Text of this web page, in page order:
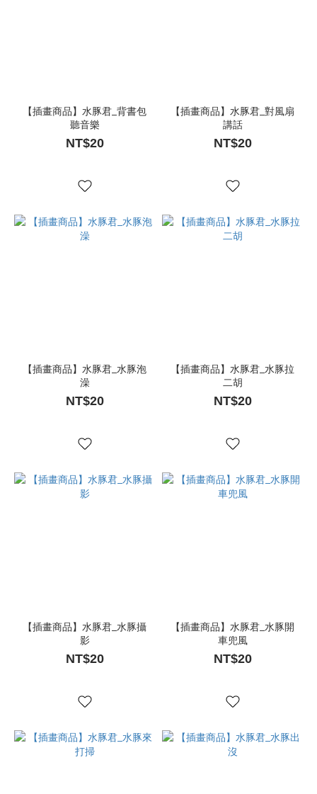
【插畫商品】水豚君_背書包
聽音樂
NT$20
【插畫商品】水豚君_對風扇
講話
NT$20
【插畫商品】水豚君_水豚泡
澡
NT$20
【插畫商品】水豚君_水豚拉
二胡
NT$20
【插畫商品】水豚君_水豚攝
影
NT$20
【插畫商品】水豚君_水豚開
車兜風
NT$20